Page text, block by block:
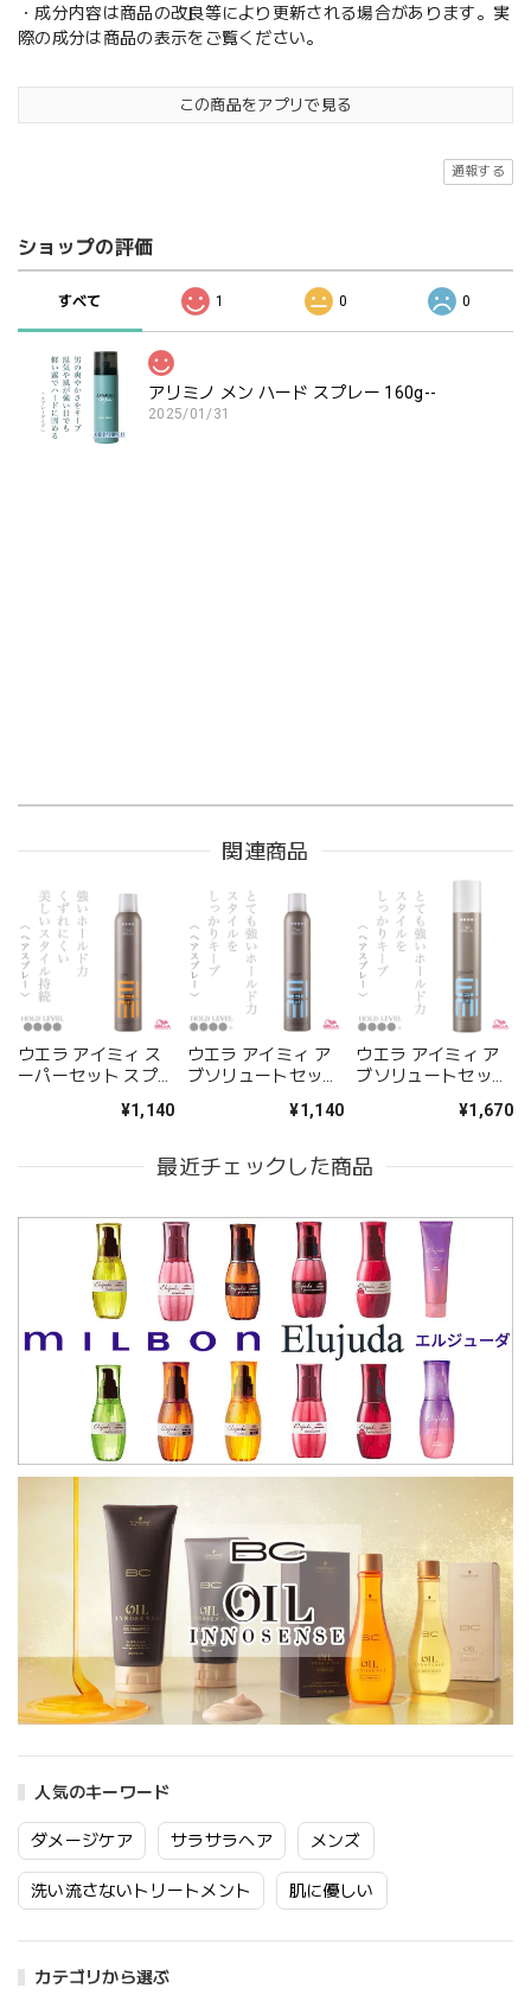
人気のキーワード
ダメージケア サラサラヘア メンズ
洗い流さないトリートメント 肌に優しい
カテゴリから選ぶ
・成分内容は商品の改良等により更新される場合があります。実
際の成分は商品の表示をご覧ください。
この商品をアプリで見る
通報する
ショップの評価
すべて 1 0 0
アリミノ メン ハード スプレー 160g--
2025/01/31
関連商品
ウエラ アイミィ ス
ーパーセット スプレ
¥1,140
ウエラ アイミィ ア
ブソリュートセット
¥1,140
ウエラ アイミィ ア
ブソリュートセット
¥1,670
最近チェックした商品